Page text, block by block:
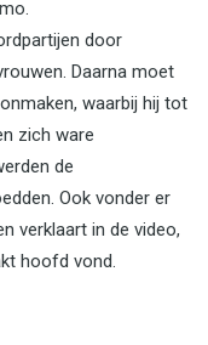
door
Daarna moet
waarbij hij tot
zich ware
de
Ook vonder er
verklaart in de video,
hoofd vond.